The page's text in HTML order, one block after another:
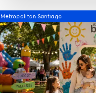
Metropolitan Santiago